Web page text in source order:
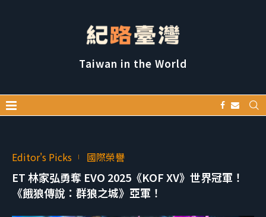
Taiwan in the World
Editor's Picks 國際榮譽
ET 林家弘勇奪 EVO 2025《KOF XV》世界冠軍！
《餓狼傳說：群狼之城》亞軍！